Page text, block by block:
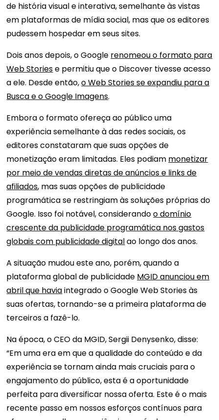
de história visual e interativa, semelhante às vistas
em plataformas de mídia social, mas que os editores
pudessem hospedar em seus sites.
Dois anos depois, o Google renomeou o formato para
Web Storiese permitiu que o Discover tivesse acesso
a ele. Desde então,o Web Stories se expandiu para a
Busca e o Google Imagens.
Embora o formato ofereça ao público uma
experiência semelhante à das redes sociais, os
editores constataram que suas opções de
monetização eram limitadas. Eles podiam monetizar
por meio de vendas diretas de anúncios e links de
afiliados, mas suas opções de publicidade
programática se restringiam às soluções próprias do
Google. Isso foi notável, considerandoo domínio
crescente da publicidade programática nos gastos
globais com publicidade digitalao longo dos anos.
A situação mudou este ano, porém, quando a
plataforma global de publicidade MGID anunciou em
abril que haviaintegrado o Google Web Stories às
suas ofertas, tornando-se a primeira plataforma de
terceiros a fazê-lo.
Na época, o CEO da MGID, Sergii Denysenko, disse:
“Em uma era em que a qualidade do conteúdo e da
experiência se tornam ainda mais cruciais para o
engajamento do público, esta é a oportunidade
perfeita para diversificar nossa oferta. Este é o mais
recente passo em nossos esforços contínuos para